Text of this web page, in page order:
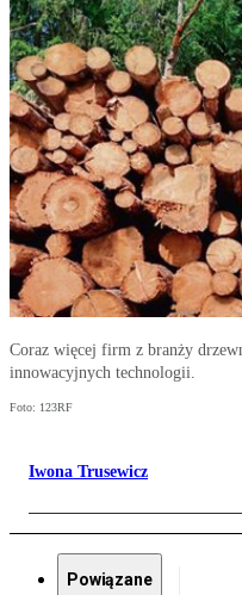
Coraz więcej firm z branży
innowacyjnych technologii.
Foto: 123RF
Iwona Trusewicz
Powiązane